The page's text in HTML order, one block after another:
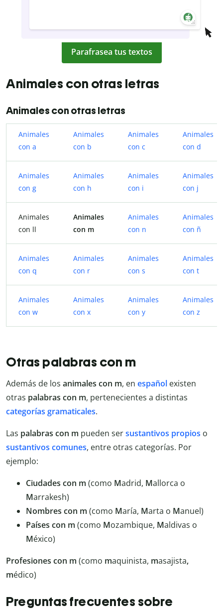
Parafrasea tus textos
Animales con otras letras
Animales con otras letras
Animales
con a
Animales
con b
Animales
con c
Animales
con d
Animales
con g
Animales
con h
Animales
con i
Animales
con j
Animales
con ll
Animales
con m
Animales
con n
Animales
con ñ
Animales
con q
Animales
con r
Animales
con s
Animales
con t
Animales
con w
Animales
con x
Animales
con y
Animales
con z
Otras palabras con m
Además de los animales con m, en español existen
otras palabras con m, pertenecientes a distintas
categorías gramaticales.
Las palabras con m pueden sersustantivos propios o
sustantivos comunes, entre otras categorías. Por
ejemplo:
Ciudades con m (como Madrid, Mallorca o
Marrakesh)
Nombres con m (como María, Marta o Manuel)
Países con m (como Mozambique, Maldivas o
México)
Profesiones con m (como maquinista, masajista,
médico)
Preguntas frecuentes sobre